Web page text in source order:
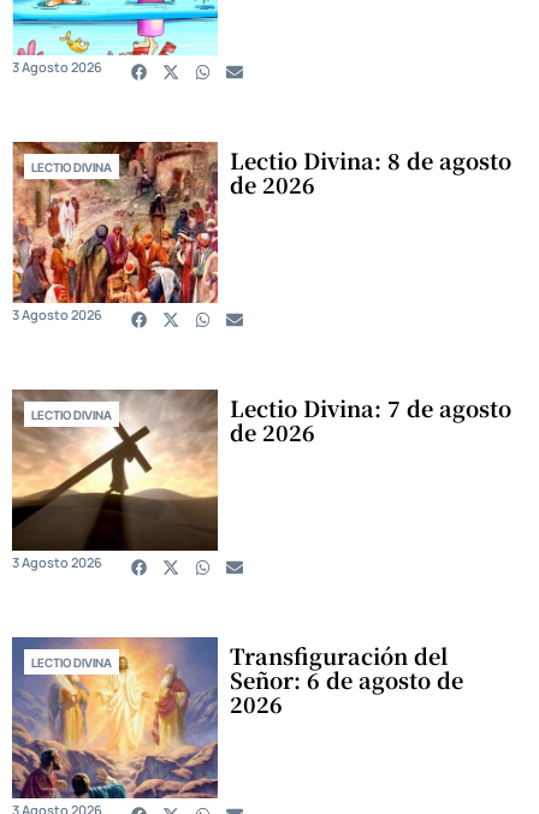
3 Agosto 2026
LECTIO DIVINA Lectio Divina: 8 de agosto
de 2026
3 Agosto 2026
LECTIO DIVINA Lectio Divina: 7 de agosto
de 2026
3 Agosto 2026
LECTIO DIVINA Transfiguración del
Señor: 6 de agosto de
2026
3 Agosto 2026